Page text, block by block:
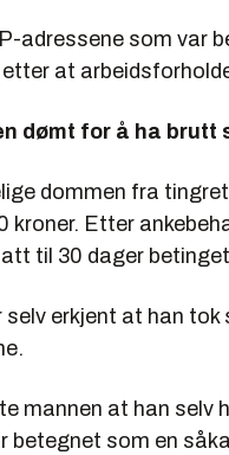
adressene som var
at
dømt for å ha brutt
dommen fra
kroner. Etter
til 30 dager
erkjent at han tok
mannen at han selv
betegnet som en